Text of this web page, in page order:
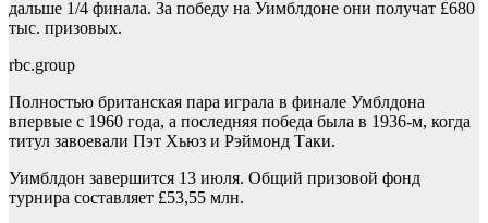
дальше 1/4 финала. За победу на Уимблдоне они получат £680
тыс. призовых.
rbc.group
Полностью британская пара играла в финале Умблдона
впервые с 1960 года, а последняя победа была в 1936-м, когда
титул завоевали Пэт Хьюз и Рэймонд Таки.
Уимблдон завершится 13 июля. Общий призовой фонд
турнира составляет £53,55 млн.